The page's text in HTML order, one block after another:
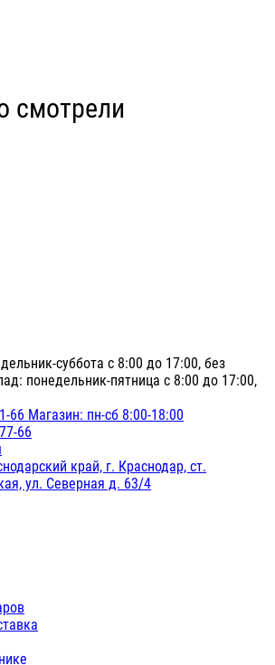
смотрели
суббота с 8:00 до 17:00, без
понедельник-пятница с 8:00 до 17:00,
66 Магазин: пн-сб 8:00-18:00
66
край, г. Краснодар, ст.
ул. Северная д. 63/4